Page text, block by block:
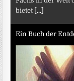
bietet [...]
Ein Buch der